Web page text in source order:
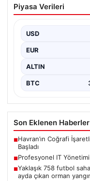
Sürdürülebilir
parklarını sürekli
güncelleme
Piyasa Verileri
USD
EUR
ALTIN
BTC
Son Eklenen Haberler
■Havran’ın Coğrafi
Başladı
■Profesyonel IT
■Yaklaşık 758 futbol
ayda çıkan orman